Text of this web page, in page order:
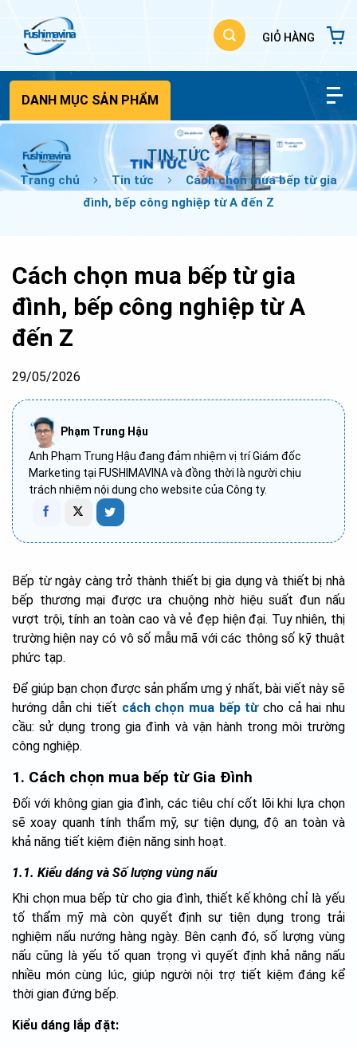
DANH MỤC SẢN PHẨM
TIN TỨC
Trang chủ Tin tức
Cách chọn mua bếp từ gia
đình, bếp công nghiệp từ A đến Z
Cách chọn mua bếp từ gia
đình, bếp công nghiệp từ A
đến Z
29/05/2026
Phạm Trung Hậu
Anh Phạm Trung Hậu đang đảm nhiệm vị trí Giám đốc
Marketing tại FUSHIMAVINA và đồng thời là người chịu
trách nhiệm nội dung cho website của Công ty.
Bếp từ ngày càng trở thành thiết bị gia dụng và thiết bị nhà
bếp thương mại được ưa chuộng nhờ hiệu suất đun nấu
vượt trội, tính an toàn cao và vẻ đẹp hiện đại. Tuy nhiên, thị
trường hiện nay có vô số mẫu mã với các thông số kỹ thuật
phức tạp.
Để giúp bạn chọn được sản phẩm ưng ý nhất, bài viết này sẽ
hướng dẫn chi tiết cách chọn mua bếp từcho cả hai nhu
cầu: sử dụng trong gia đình và vận hành trong môi trường
công nghiệp.
1. Cách chọn mua bếp từ Gia Đình
Đối với không gian gia đình, các tiêu chí cốt lõi khi lựa chọn
sẽ xoay quanh tính thẩm mỹ, sự tiện dụng, độ an toàn và
khả năng tiết kiệm điện năng sinh hoạt.
1.1. Kiểu dáng và Số lượng vùng nấu
Khi chọn mua bếp từ cho gia đình, thiết kế không chỉ là yếu
tố thẩm mỹ mà còn quyết định sự tiện dụng trong trải
nghiệm nấu nướng hàng ngày. Bên cạnh đó, số lượng vùng
nấu cũng là yếu tố quan trọng vì quyết định khả năng nấu
nhiều món cùng lúc, giúp người nội trợ tiết kiệm đáng kể
thời gian đứng bếp.
Kiểu dáng lắp đặt: